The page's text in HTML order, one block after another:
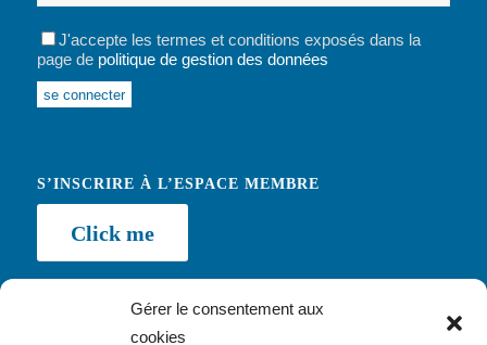
Gérer le consentement aux
cookies
J'accepte les termes et conditions exposés dans la
page de politique de gestion des données
Alternative:
S’INSCRIRE À L’ESPACE MEMBRE
Click me